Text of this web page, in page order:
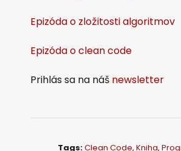
Epizóda o zložitosti algoritmov
Epizóda o clean code
Prihlás sa na náš newsletter
Tags:Clean Code, Kniha,